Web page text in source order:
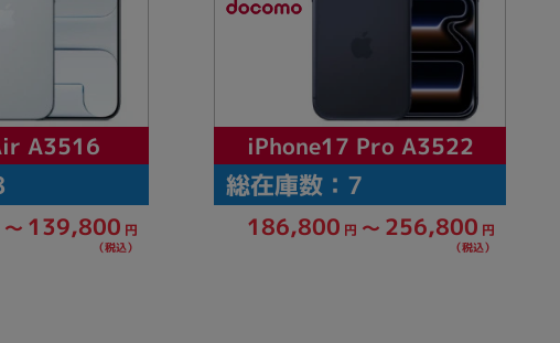
A3516
～ 139,800 円
（税込）
iPhone17 Pro A3522
総在庫数：7
186,800 円 ～ 256,800 円
（税込）